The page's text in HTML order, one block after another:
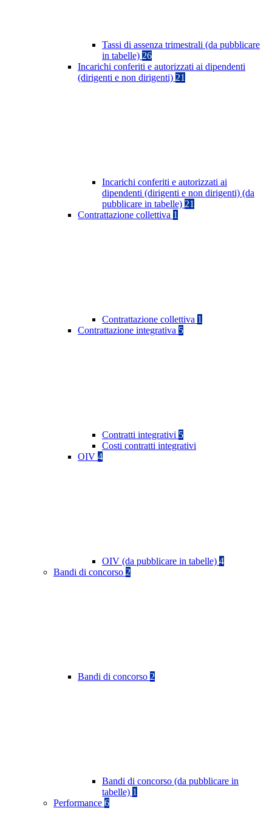
Tassi di assenza trimestrali (da pubblicare
in tabelle) 26
Incarichi conferiti e autorizzati ai dipendenti
(dirigenti e non dirigenti) 21
Incarichi conferiti e autorizzati ai
dipendenti (dirigenti e non dirigenti) (da
pubblicare in tabelle) 21
Contrattazione collettiva 1
Contrattazione collettiva 1
Contrattazione integrativa 5
Contratti integrativi 5
Costi contratti integrativi
OIV 4
OIV (da pubblicare in tabelle) 4
Bandi di concorso 2
Bandi di concorso 2
Bandi di concorso (da pubblicare in
tabelle) 1
Performance 6